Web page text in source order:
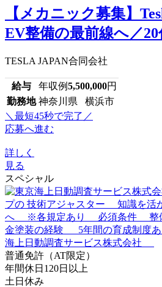
【メカニック募集】
EV整備の最前線へ／
TESLA JAPAN合同会社
給与 年収例5,500,000円
勤務地 神奈川県 横浜市
＼最短45秒で完了／
応募へ進む
詳しく
見る
スペシャル
普通免許（AT限定）
年間休日120日以上
土日休み